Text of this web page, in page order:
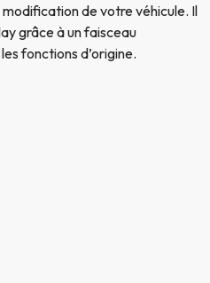
de votre véhicule. Il
grâce à un faisceau
fonctions d’origine.